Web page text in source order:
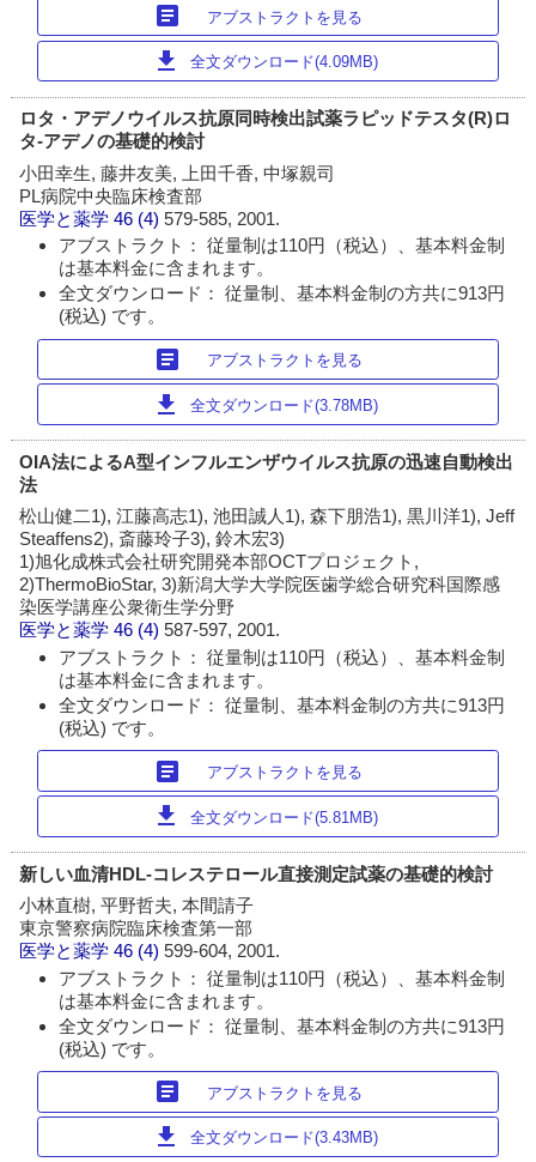
article アブストラクトを見る
download 全文ダウンロード(4.09MB)
ロタ・アデノウイルス抗原同時検出試薬ラピッドテスタ(R)ロ
タ-アデノの基礎的検討
小田幸生, 藤井友美, 上田千香, 中塚親司
PL病院中央臨床検査部
医学と薬学 46 (4)579-585, 2001.
アブストラクト： 従量制は110円（税込）、基本料金制
は基本料金に含まれます。
全文ダウンロード： 従量制、基本料金制の方共に913円
(税込) です。
article アブストラクトを見る
download 全文ダウンロード(3.78MB)
OIA法によるA型インフルエンザウイルス抗原の迅速自動検出
法
松山健二1), 江藤高志1), 池田誠人1), 森下朋浩1), 黒川洋1), Jeff
Steaffens2), 斎藤玲子3), 鈴木宏3)
1)旭化成株式会社研究開発本部OCTプロジェクト,
2)ThermoBioStar, 3)新潟大学大学院医歯学総合研究科国際感
染医学講座公衆衛生学分野
医学と薬学 46 (4)587-597, 2001.
アブストラクト： 従量制は110円（税込）、基本料金制
は基本料金に含まれます。
全文ダウンロード： 従量制、基本料金制の方共に913円
(税込) です。
article アブストラクトを見る
download 全文ダウンロード(5.81MB)
新しい血清HDL-コレステロール直接測定試薬の基礎的検討
小林直樹, 平野哲夫, 本間請子
東京警察病院臨床検査第一部
医学と薬学 46 (4)599-604, 2001.
アブストラクト： 従量制は110円（税込）、基本料金制
は基本料金に含まれます。
全文ダウンロード： 従量制、基本料金制の方共に913円
(税込) です。
article アブストラクトを見る
download 全文ダウンロード(3.43MB)